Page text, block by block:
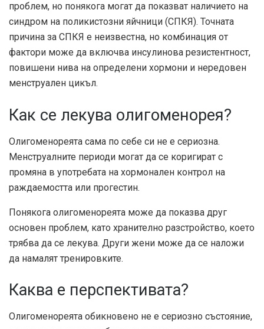
проблем, но понякога могат да показват наличието на
синдром на поликистозни яйчници (СПКЯ). Точната
причина за СПКЯ е неизвестна, но комбинация от
фактори може да включва инсулинова резистентност,
повишени нива на определени хормони и нередовен
менструален цикъл.
Как се лекува олигоменорея?
Олигоменореята сама по себе си не е сериозна.
Менструалните периоди могат да се коригират с
промяна в употребата на хормонален контрол на
раждаемостта или прогестин.
Понякога олигоменореята може да показва друг
основен проблем, като хранително разстройство, което
трябва да се лекува. Други жени може да се наложи
да намалят тренировките.
Каква е перспективата?
Олигоменореята обикновено не е сериозно състояние,